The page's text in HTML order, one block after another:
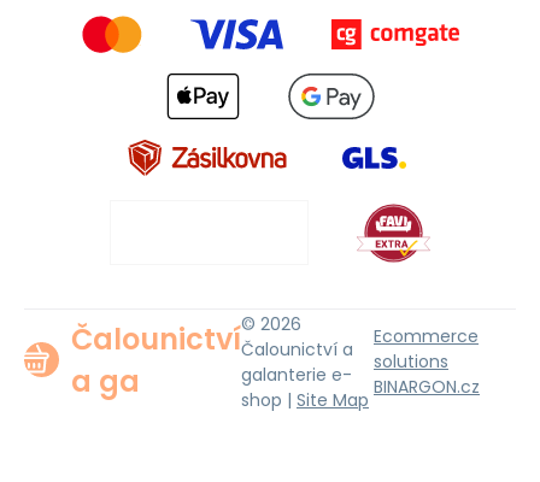
Čalounictví
a ga
© 2026
Čalounictví a
galanterie e-
shop | Site Map
Ecommerce
solutions
BINARGON.cz